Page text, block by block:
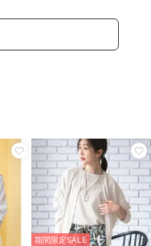
期間限定SALE